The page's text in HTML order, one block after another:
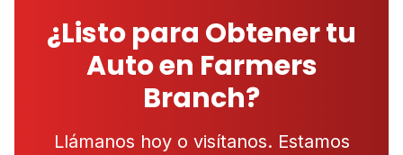
¿Listo para Obtener tu
Auto en Farmers
Branch?
Llámanos hoy o visítanos. Estamos